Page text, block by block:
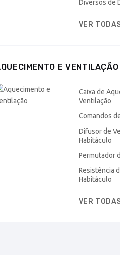
Diversos de
VER
E VENTILAÇÃO
Caixa de
Ventilação
Comandos
Difusor de
Habitáculo
Permutador
Resistência
Habitáculo
VER